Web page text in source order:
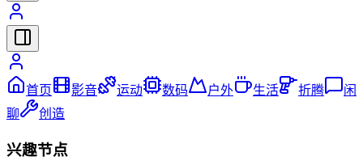
首页 影音 运动 数码 户外 生活 折腾
闲
聊
创造
兴趣节点